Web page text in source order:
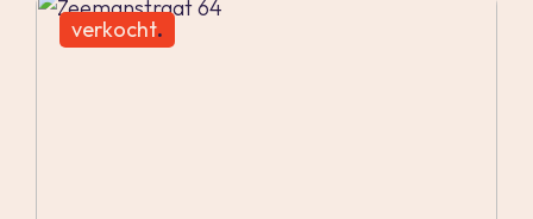
Grote overloop met aparte kamer voor de
wasmachine- en drogeraansluiting. Hier vind je
verkocht.